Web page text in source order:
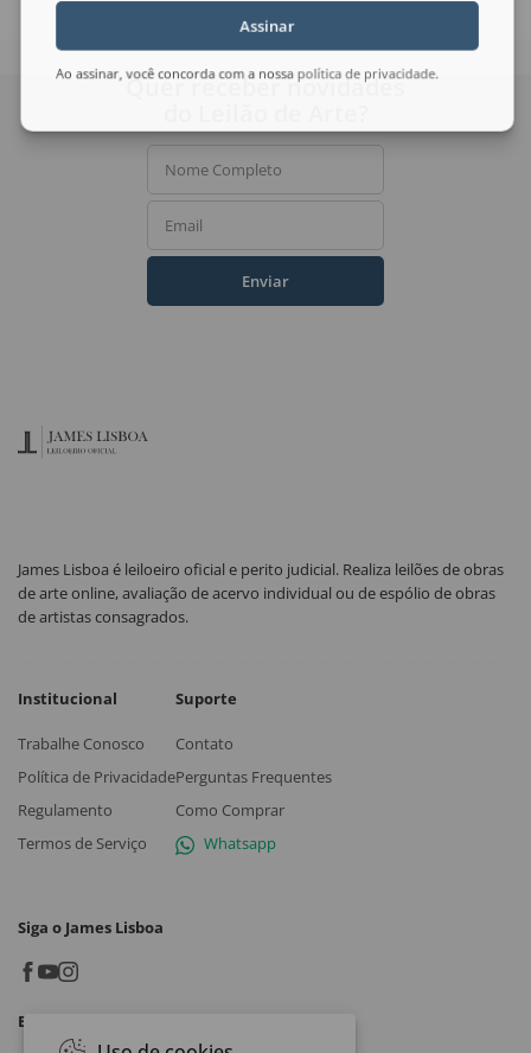
Assinar
Ao assinar, você concorda com a nossa política de privacidade.
Quer receber novidades
Nome Completo
Email
Enviar
James Lisboa é leiloeiro oficial e perito judicial. Realiza leilões de obras
de arte online, avaliação de acervo individual ou de espólio de obras
de artistas consagrados.
Institucional
Trabalhe Conosco
Política de Privacidade
Regulamento
Termos de Serviço
Suporte
Contato
Perguntas Frequentes
Como Comprar
Whatsapp
Siga o James Lisboa
Baixe o App